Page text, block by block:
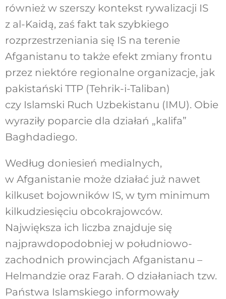
również w szerszy kontekst rywalizacji IS
z al-Kaidą, zaś fakt tak szybkiego
rozprzestrzeniania się IS na terenie
Afganistanu to także efekt zmiany frontu
przez niektóre regionalne organizacje, jak
pakistański TTP (Tehrik-i-Taliban)
czy Islamski Ruch Uzbekistanu (IMU). Obie
wyraziły poparcie dla działań „kalifa”
Baghdadiego.
Według doniesień medialnych,
w Afganistanie może działać już nawet
kilkuset bojowników IS, w tym minimum
kilkudziesięciu obcokrajowców.
Największa ich liczba znajduje się
najprawdopodobniej w południowo-
zachodnich prowincjach Afganistanu –
Helmandzie oraz Farah. O działaniach tzw.
Państwa Islamskiego informowały